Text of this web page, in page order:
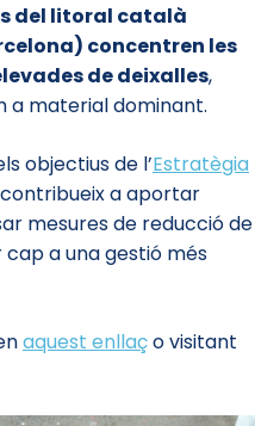
del litoral català
concentren les
de deixalles,
a material dominant.
objectius de l’Estratègia
a aportar
mesures de reducció de
a una gestió més
aquest enllaço visitant